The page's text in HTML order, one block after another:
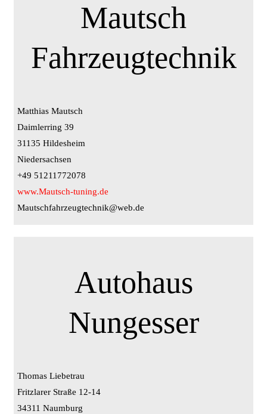
Mautsch
Fahrzeugtechnik
Matthias Mautsch
Daimlerring 39
31135 Hildesheim
Niedersachsen
+49 51211772078
www.Mautsch-tuning.de
Mautschfahrzeugtechnik@web.de
Autohaus
Nungesser
Thomas Liebetrau
Fritzlarer Straße 12-14
34311 Naumburg